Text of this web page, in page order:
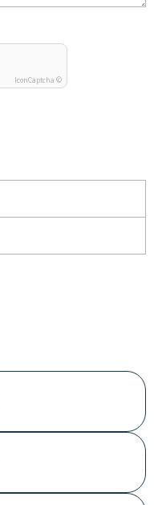
IconCaptcha ©